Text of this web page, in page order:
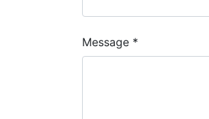
Message *